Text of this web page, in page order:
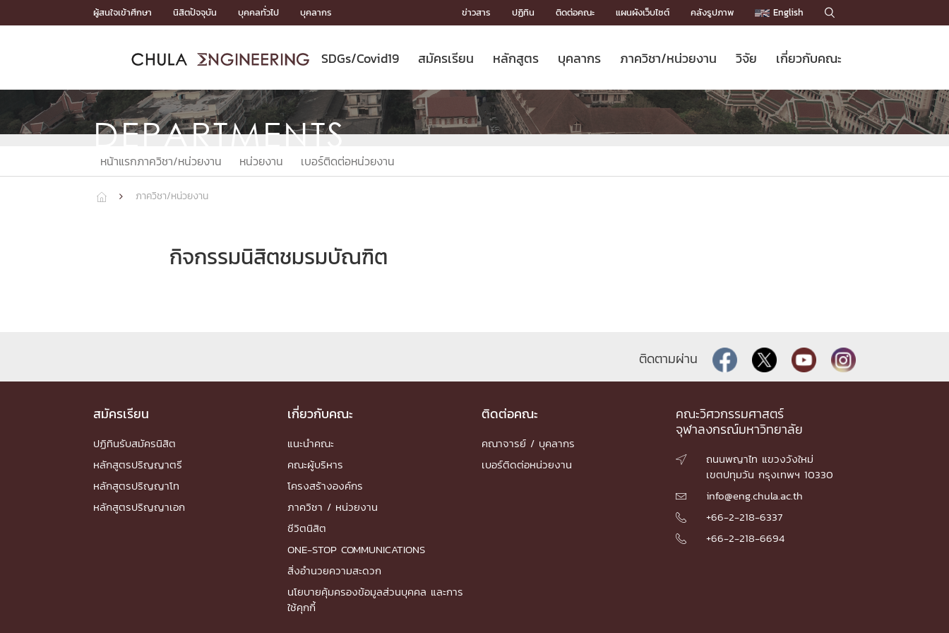
to
ผู้สนใจเข้าศึกษา นิสิตปัจจุบัน บุคคลทั่วไป บุคลากร ข่าวสาร ปฏิทิน ติดต่อคณะ แผนผังเว็บไซต์ คลังรูปภาพ English 
SDGs/Covid19
หน้าแรกSDGs/Covid19
  Toward Innovative Society: fight
COVID19
 Sustainable Development Goals
(SDGs)
สมัครเรียน
ADMISSION
หน้าแรกสมัครเรียน 
 หลักสูตรที่เปิดสอน  ข่าวรับสมัครนิสิต
ปฏิทินรับสมัครนิสิต
หลักสูตร
ACADEMICS
หน้าแรกหลักสูตร 
 หลักสูตรปริญญาตรี  หลักสูตรปริญญาโท
หลักสูตรปริญญาเอก  BULLETIN
 Engineering My World : สร้างสรรค์
 โครงการ Chula Engineering สนับสนุน
บุคลากร
FACULTY
หน้าแรกบุคลากร 
 คณะผู้บริหาร  คณาจารย์ / บุคลากร
โครงสร้างองค์กร  ทำเนียบศักดิ์อินทาเนีย
 ศาสตราจารย์กิตติคุณ  ปริญญากิตติมศักดิ์
ภาควิชา/หน่วยงาน
DEPARTMENTS
หน้าแรกภาควิชา/หน่วยงาน 
 หน่วยงาน  เบอร์ติดต่อหน่วยงาน
วิจัย
RESEARCH
หน้าแรกวิจัย 
 จรรยาบรรณนักวิจัย  ข่าววิจัย
 ทำเนียบนักวิจัย
 ผลงานวิจัย  วารสารวิชาการ
เกี่ยวกับคณะ
ABOUT
หน้าแรกเกี่ยวกับคณะ 
 เกี่ยวข้องกับ COVID-19  แนะนำคณะ
Partnership  โครงสร้างองค์กร
 สิ่งอำนวยความสะดวก  Facts and Figures
หน้าแรกSDGs/Covid19 
Toward Innovative Society: fight COVID19
Sustainable Development Goals (SDGs)
ADMISSION
หน้าแรกสมัครเรียน
หลักสูตรที่เปิดสอน
ข่าวรับสมัครนิสิต
ACADEMICS
FACULTY
หน้าแรกบุคลากร
คณะผู้บริหาร
ทำเนียบศักดิ์อินทาเนีย
ศาสตราจารย์กิตติคุณ
ปริญญากิตติมศักดิ์
DEPARTMENTS
RESEARCH
DEPARTMENTS
หน้าแรกภาควิชา/หน่วยงาน หน่วยงาน เบอร์ติดต่อหน่วยงาน
  ภาควิชา/หน่วยงาน
กิจกรรมนิสิตชมรมบัณฑิต
ติดตามผ่าน
สมัครเรียน
ปฏิทินรับสมัครนิสิต
หลักสูตรปริญญาตรี
หลักสูตรปริญญาโท
หลักสูตรปริญญาเอก
เกี่ยวกับคณะ
แนะนำคณะ
คณะผู้บริหาร
โครงสร้างองค์กร
ภาควิชา / หน่วยงาน
ชีวิตนิสิต
ONE-STOP COMMUNICATIONS
สิ่งอำนวยความสะดวก
นโยบายคุ้มครองข้อมูลส่วนบุคคล และการ
ใช้คุกกี้
ติดต่อคณะ
คณาจารย์ / บุคลากร
เบอร์ติดต่อหน่วยงาน
คณะวิศวกรรมศาสตร์
จุฬาลงกรณ์มหาวิทยาลัย

ถนนพญาไท แขวงวังใหม่
เขตปทุมวัน กรุงเทพฯ 10330
 info@eng.chula.ac.th
 +66-2-218-6337
 +66-2-218-6694